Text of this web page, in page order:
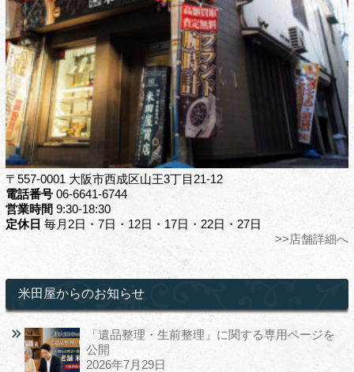
〒557-0001 大阪市西成区山王3丁目21-12
電話番号06-6641-6744
営業時間 9:30-18:30
定休日 毎月2日・7日・12日・17日・22日・27日
>>店舗詳細へ
米田屋からのお知らせ
「遺品整理・生前整理」に関する専用ページを
公開
2026年7月29日